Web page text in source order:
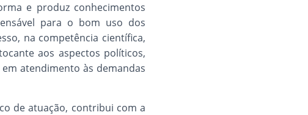
e produz conhecimentos
para o bom uso dos
na competência científica,
aos aspectos políticos,
atendimento às demandas
de atuação, contribui com a